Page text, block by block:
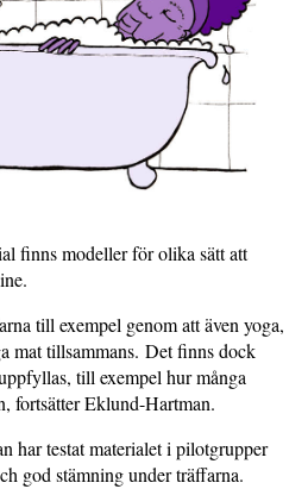
finns modeller för olika sätt att
till exempel genom att även yoga,
mat tillsammans. Det finns dock
till exempel hur många
fortsätter Eklund-Hartman.
har testat materialet i pilotgrupper
god stämning under träffarna.